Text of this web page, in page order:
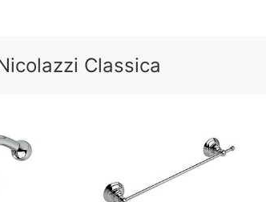
Classica